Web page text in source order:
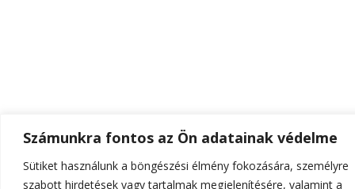
Számunkra fontos az Ön adatainak védelme
Sütiket használunk a böngészési élmény fokozására, személyre
szabott hirdetések vagy tartalmak megjelenítésére, valamint a